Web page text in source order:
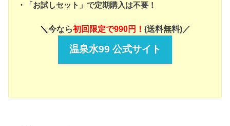
・「お試しセット」で定期購入は不要！
＼ 今なら初回限定で990円！ (送料無料)／
温泉水99 公式サイト